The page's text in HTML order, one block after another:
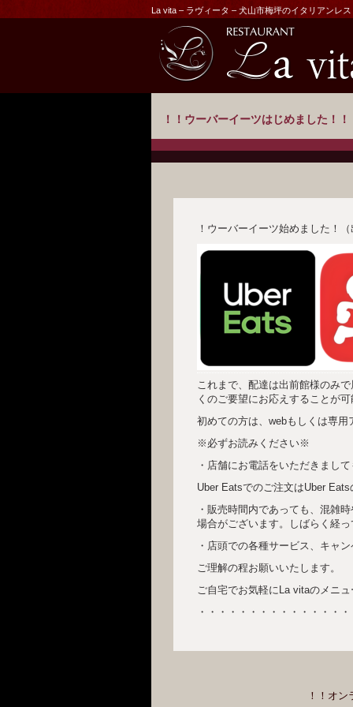
La vita – ラヴィータ – 犬山市梅坪のイタリアンレス
！！ウーバーイーツはじめました！！
！ウーバーイーツ始めました！
これまで、配達は出前館様のみ
くのご要望にお応えすることが可
初めての方は、webもしくは専用
※必ずお読みください※
・店舗にお電話をいただきまし
Uber Eatsでのご注文はUber
・販売時間内であっても、混雑
場合がございます。しばらく経っ
・店頭での各種サービス、キャ
ご理解の程お願いいたします。
ご自宅でお気軽にLa vitaのメニ
・・・・・・・・・・・・・・
！！オン